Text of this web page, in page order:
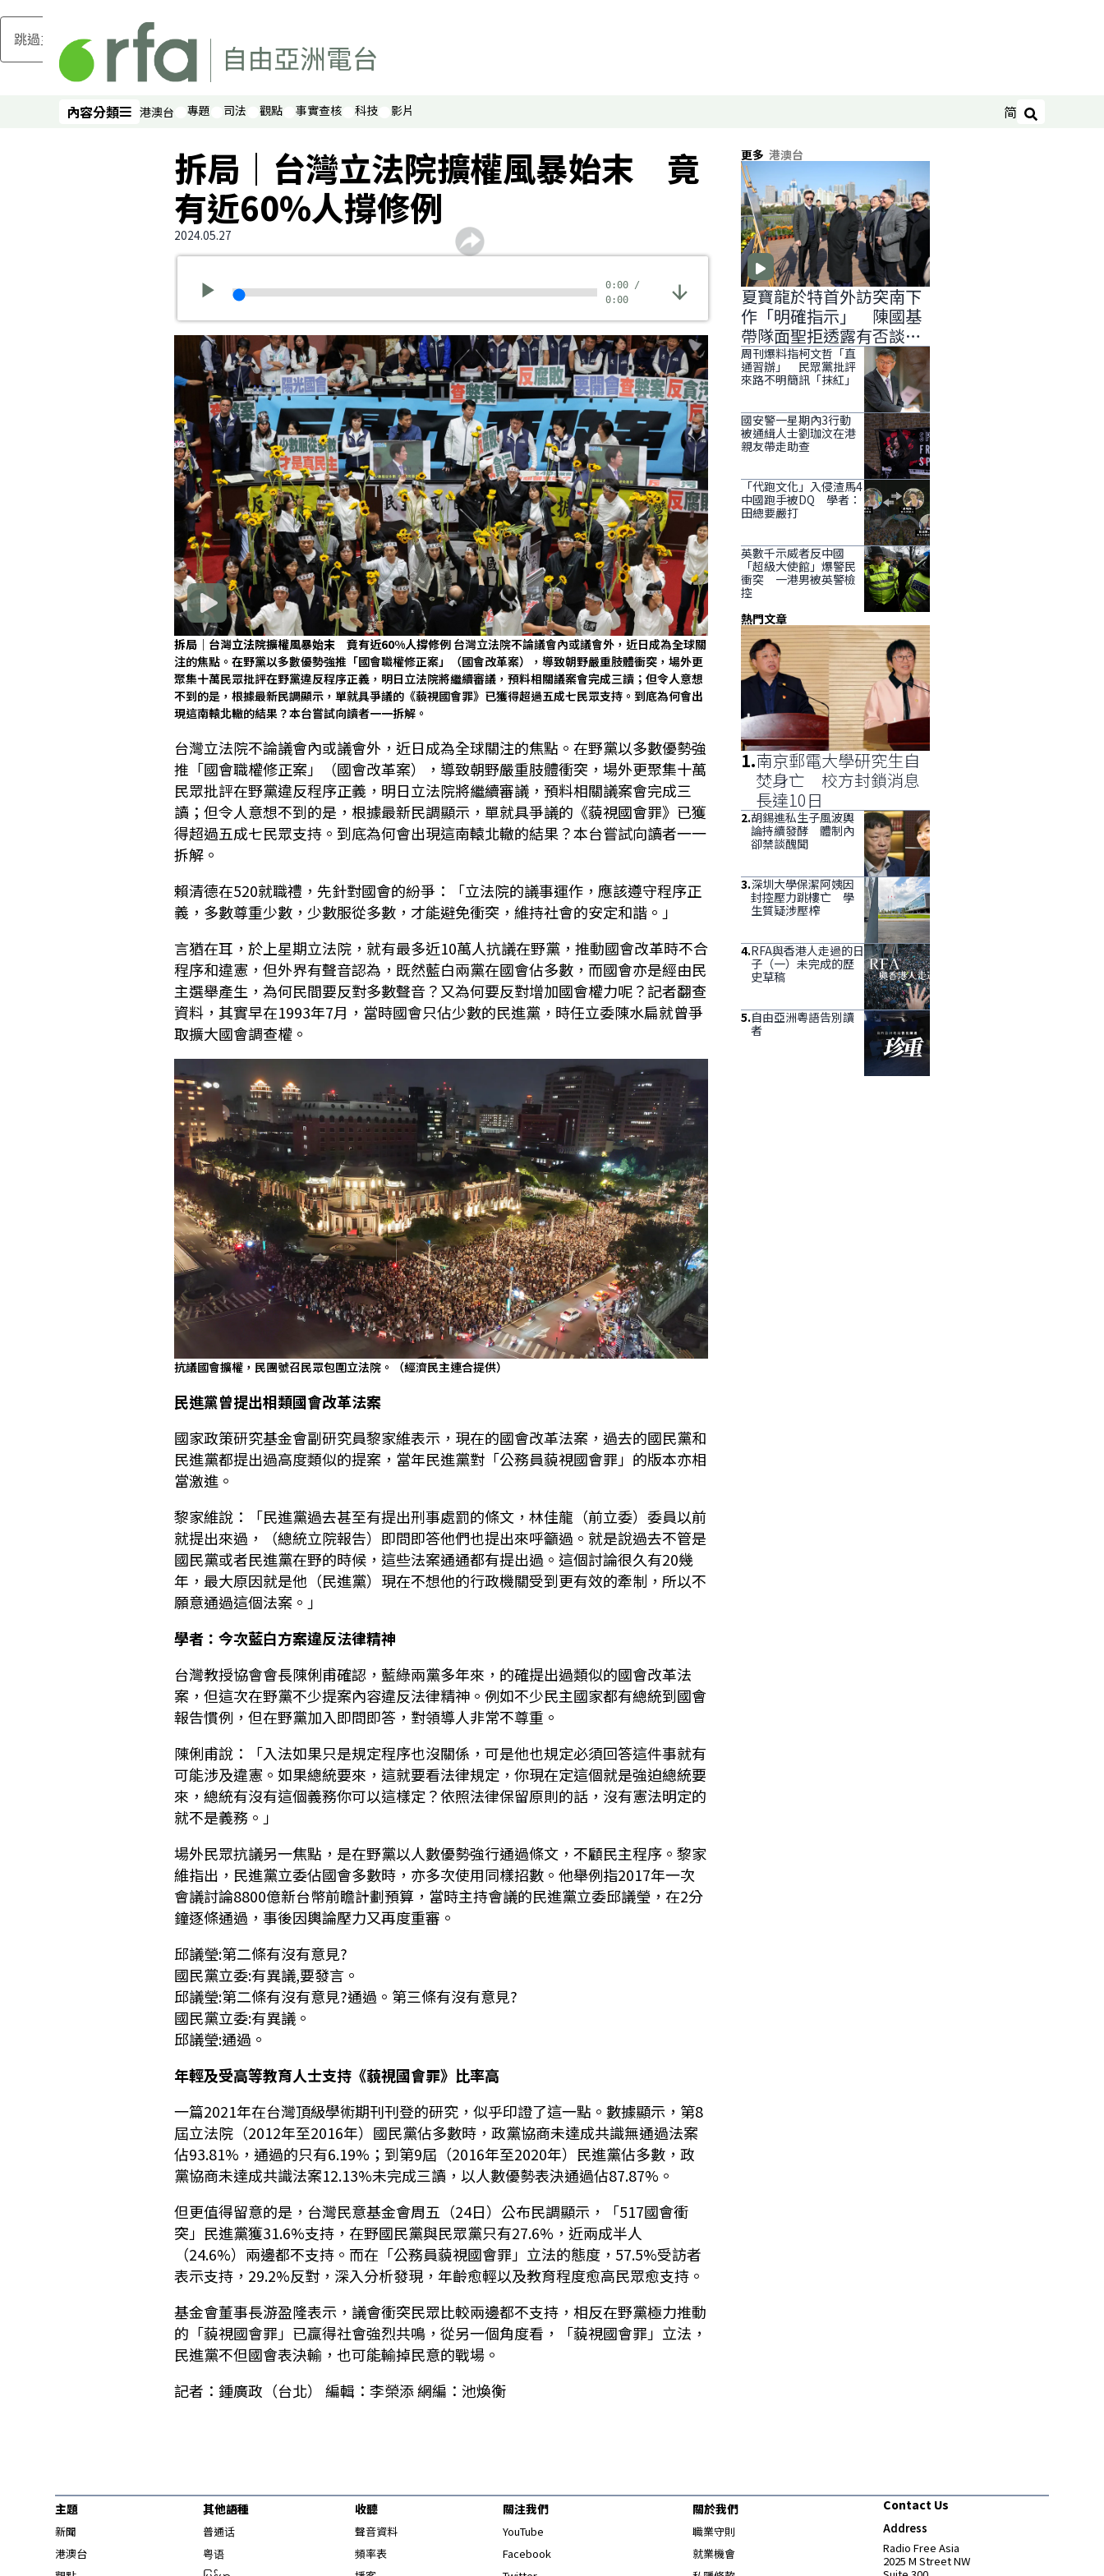
跳過主要內容
內容分類
內容分類 港澳台 專題 司法 觀點 事實查核 科技 影片 简 搜尋
拆局｜台灣立法院擴權風暴始末 竟
有近60%人撐修例
2024.05.27
0:00 /
0:00
拆局｜台灣立法院擴權風暴始末 竟有近60%人撐修例 台灣立法院不論議會內或議會外，近日成為全球關
注的焦點。在野黨以多數優勢強推「國會職權修正案」（國會改革案），導致朝野嚴重肢體衝突，場外更
聚集十萬民眾批評在野黨違反程序正義，明日立法院將繼續審議，預料相關議案會完成三讀；但令人意想
不到的是，根據最新民調顯示，單就具爭議的《藐視國會罪》已獲得超過五成七民眾支持。到底為何會出
現這南轅北轍的結果？本台嘗試向讀者一一拆解。
台灣立法院不論議會內或議會外，近日成為全球關注的焦點。在野黨以多數優勢強
推「國會職權修正案」（國會改革案），導致朝野嚴重肢體衝突，場外更聚集十萬
民眾批評在野黨違反程序正義，明日立法院將繼續審議，預料相關議案會完成三
讀；但令人意想不到的是，根據最新民調顯示，單就具爭議的《藐視國會罪》已獲
得超過五成七民眾支持。到底為何會出現這南轅北轍的結果？本台嘗試向讀者一一
拆解。
賴清德在520就職禮，先針對國會的紛爭：「立法院的議事運作，應該遵守程序正
義，多數尊重少數，少數服從多數，才能避免衝突，維持社會的安定和諧。」
言猶在耳，於上星期立法院，就有最多近10萬人抗議在野黨，推動國會改革時不合
程序和違憲，但外界有聲音認為，既然藍白兩黨在國會佔多數，而國會亦是經由民
主選舉產生，為何民間要反對多數聲音？又為何要反對增加國會權力呢？記者翻查
資料，其實早在1993年7月，當時國會只佔少數的民進黨，時任立委陳水扁就曾爭
取擴大國會調查權。
抗議國會擴權，民團號召民眾包圍立法院。（經濟民主連合提供）
民進黨曾提出相類國會改革法案
國家政策研究基金會副研究員黎家維表示，現在的國會改革法案，過去的國民黨和
民進黨都提出過高度類似的提案，當年民進黨對「公務員藐視國會罪」的版本亦相
當激進。
黎家維說：「民進黨過去甚至有提出刑事處罰的條文，林佳龍（前立委）委員以前
就提出來過，（總統立院報告）即問即答他們也提出來呼籲過。就是說過去不管是
國民黨或者民進黨在野的時候，這些法案通通都有提出過。這個討論很久有20幾
年，最大原因就是他（民進黨）現在不想他的行政機關受到更有效的牽制，所以不
願意通過這個法案。」
學者：今次藍白方案違反法律精神
台灣教授協會會長陳俐甫確認，藍綠兩黨多年來，的確提出過類似的國會改革法
案，但這次在野黨不少提案內容違反法律精神。例如不少民主國家都有總統到國會
報告慣例，但在野黨加入即問即答，對領導人非常不尊重。
陳俐甫說：「入法如果只是規定程序也沒關係，可是他也規定必須回答這件事就有
可能涉及違憲。如果總統要來，這就要看法律規定，你現在定這個就是強迫總統要
來，總統有沒有這個義務你可以這樣定？依照法律保留原則的話，沒有憲法明定的
就不是義務。」
場外民眾抗議另一焦點，是在野黨以人數優勢強行通過條文，不顧民主程序。黎家
維指出，民進黨立委佔國會多數時，亦多次使用同樣招數。他舉例指2017年一次
會議討論8800億新台幣前瞻計劃預算，當時主持會議的民進黨立委邱議瑩，在2分
鐘逐條通過，事後因輿論壓力又再度重審。
邱議瑩:第二條有沒有意見?
國民黨立委:有異議,要發言。
邱議瑩:第二條有沒有意見?通過。第三條有沒有意見?
國民黨立委:有異議。
邱議瑩:通過。
年輕及受高等教育人士支持《藐視國會罪》比率高
一篇2021年在台灣頂級學術期刊刊登的研究，似乎印證了這一點。數據顯示，第8
屆立法院（2012年至2016年）國民黨佔多數時，政黨協商未達成共識無通過法案
佔93.81%，通過的只有6.19%；到第9屆（2016年至2020年）民進黨佔多數，政
黨協商未達成共識法案12.13%未完成三讀，以人數優勢表決通過佔87.87%。
但更值得留意的是，台灣民意基金會周五（24日）公布民調顯示，「517國會衝
突」民進黨獲31.6%支持，在野國民黨與民眾黨只有27.6%，近兩成半人
（24.6%）兩邊都不支持。而在「公務員藐視國會罪」立法的態度，57.5%受訪者
表示支持，29.2%反對，深入分析發現，年齡愈輕以及教育程度愈高民眾愈支持。
基金會董事長游盈隆表示，議會衝突民眾比較兩邊都不支持，相反在野黨極力推動
的「藐視國會罪」已贏得社會強烈共鳴，從另一個角度看，「藐視國會罪」立法，
民進黨不但國會表決輸，也可能輸掉民意的戰場。
記者：鍾廣政（台北） 編輯：李榮添 網編：池煥衡
更多 港澳台
夏寶龍於特首外訪突南下
作「明確指示」 陳國基
帶隊面聖拒透露有否談
「滅赤」
周刊爆料指柯文哲「直
通習辦」 民眾黨批評
來路不明簡訊「抹紅」
國安警一星期內3行動
被通緝人士劉珈汶在港
親友帶走助查
「代跑文化」入侵渣馬4
中國跑手被DQ 學者：
田總要嚴打
英數千示威者反中國
「超級大使館」爆警民
衝突 一港男被英警檢
控
熱門文章
1.南京郵電大學研究生自
焚身亡 校方封鎖消息
長達10日
2.胡錫進私生子風波輿
論持續發酵 體制內
卻禁談醜聞
3.深圳大學保潔阿姨因
封控壓力跳樓亡 學
生質疑涉壓榨
4.RFA與香港人走過的日
子（一）未完成的歷
史草稿
5.自由亞洲粵語告別讀
者
主題
新聞
港澳台
其他語種
普通话
粤语
收聽
聲音資料
頻率表
關注我們
YouTube
Facebook
關於我們
職業守則
就業機會
Contact Us
Address
Radio Free Asia
2025 M Street NW